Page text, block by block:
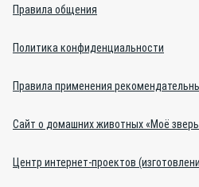
Правила общения
Политика конфиденциальности
Правила применения
Сайт о домашних животных «Моё
Центр интернет-проектов